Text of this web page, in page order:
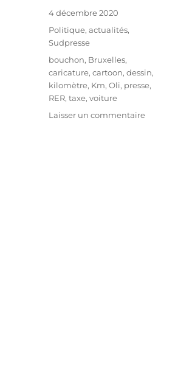
Publié
4 décembre 2020
Catégories
Politique, actualités,
Sudpresse
Étiquettes
bouchon, Bruxelles,
caricature,cartoon,dessin,
kilomètre, Km,Oli, presse,
RER,taxe,voiture
Laisser un commentairesur